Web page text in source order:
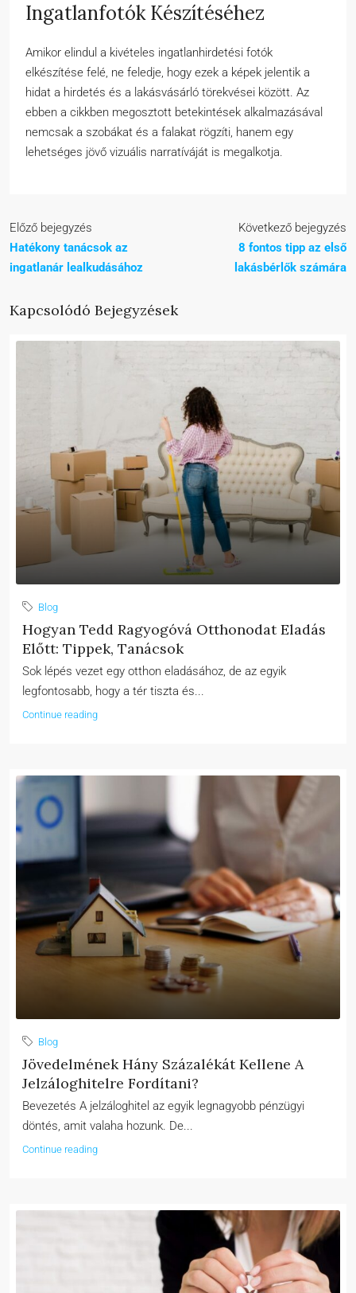
Ingatlanfotók Készítéséhez
Amikor elindul a kivételes ingatlanhirdetési fotók
elkészítése felé, ne feledje, hogy ezek a képek jelentik a
hidat a hirdetés és a lakásvásárló törekvései között. Az
ebben a cikkben megosztott betekintések alkalmazásával
nemcsak a szobákat és a falakat rögzíti, hanem egy
lehetséges jövő vizuális narratíváját is megalkotja.
Előző bejegyzés
Hatékony tanácsok az
ingatlanár lealkudásához
Következő bejegyzés
8 fontos tipp az első
lakásbérlők számára
Kapcsolódó Bejegyzések
Blog
Hogyan Tedd Ragyogóvá Otthonodat Eladás
Előtt: Tippek, Tanácsok
Sok lépés vezet egy otthon eladásához, de az egyik
legfontosabb, hogy a tér tiszta és...
Continue reading
Blog
Jövedelmének Hány Százalékát Kellene A
Jelzáloghitelre Fordítani?
Bevezetés A jelzáloghitel az egyik legnagyobb pénzügyi
döntés, amit valaha hozunk. De...
Continue reading